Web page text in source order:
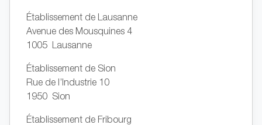
Établissement de Lausanne
Avenue des Mousquines 4
1005 Lausanne
Établissement de Sion
Rue de l’Industrie 10
1950 Sion
Établissement de Fribourg